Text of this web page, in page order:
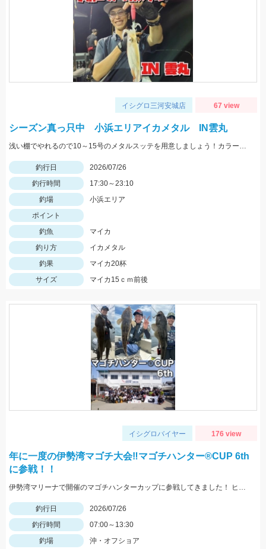
イシグロ三河安城店 67 view
シーズン真っ只中 小浜エリアイカメタル IN雲丸
浅い棚でやれるので10～15号のメタルスッテを用意しましょう！カラーはピンクが良く当たりました！
釣行日
2026/07/26
釣行時間
17:30～23:10
釣場
小浜エリア
ポイント
釣魚
マイカ
釣り方
イカメタル
釣果
マイカ20杯
サイズ
マイカ15ｃｍ前後
イシグロバイヤー 176 view
年に一度の伊勢湾マゴチ大会‼マゴチハンター®︎CUP 6th
に参戦！！
伊勢湾マリーナで開催のマゴチハンターカップに参戦してきました！ ヒットルアーはイージーラボ、水波、DUOジャンゴ、ドライブSSギルなど。
釣行日
2026/07/26
釣行時間
07:00～13:30
釣場
沖・オフショア